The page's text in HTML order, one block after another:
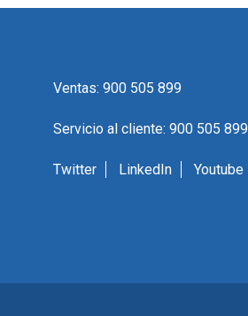
Ventas: 900 505 899
Servicio al cliente: 900 505 899
Twitter LinkedIn Youtube